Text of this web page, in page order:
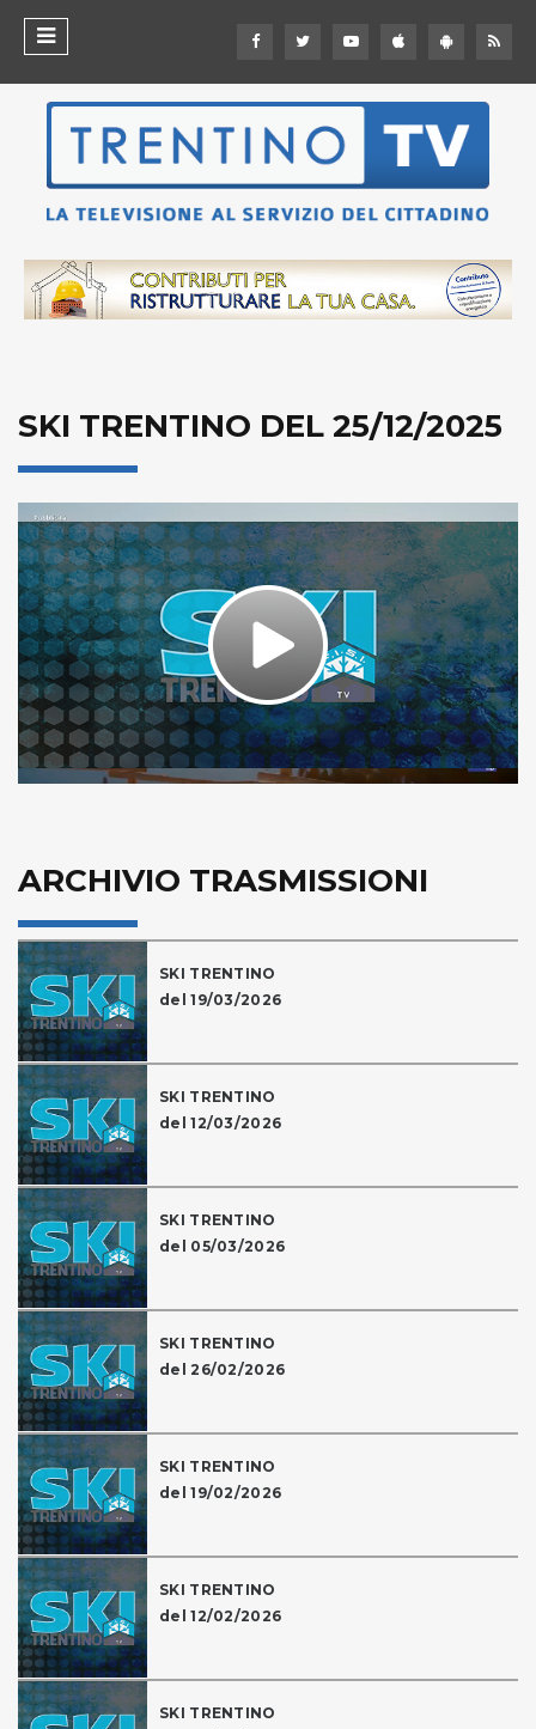
SKI TRENTINO DEL 25/12/2025
Play
Video
ARCHIVIO TRASMISSIONI
SKI TRENTINO
del 19/03/2026
SKI TRENTINO
del 12/03/2026
SKI TRENTINO
del 05/03/2026
SKI TRENTINO
del 26/02/2026
SKI TRENTINO
del 19/02/2026
SKI TRENTINO
del 12/02/2026
SKI TRENTINO